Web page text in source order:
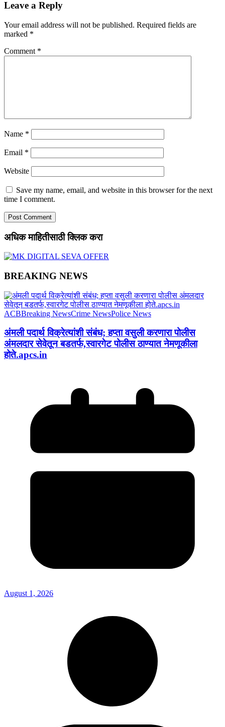
Leave a Reply
Your email address will not be published. Required fields are
marked *
Comment *
Name *
Email *
Website
Save my name, email, and website in this browser for the next
time I comment.
अधिक माहितीसाठी क्लिक करा
BREAKING NEWS
ACBBreaking NewsCrime NewsPolice News
अंमली पदार्थ विक्रेत्यांशी संबंध; हप्ता वसुली करणारा पोलीस
अंमलदार सेवेतून बडतर्फ,स्वारगेट पोलीस ठाण्यात नेमणूकीला
होते.apcs.in
August 1, 2026